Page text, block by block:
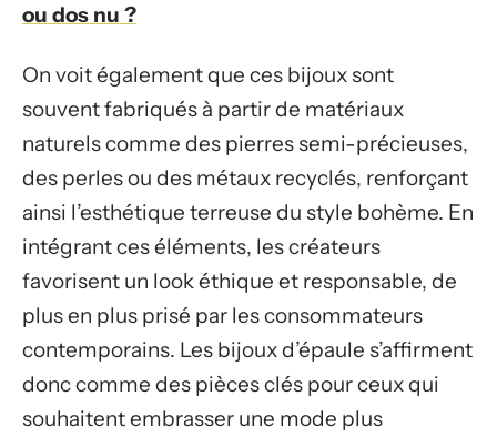
ou dos nu ?
On voit également que ces bijoux sont
souvent fabriqués à partir de matériaux
naturels comme des pierres semi-précieuses,
des perles ou des métaux recyclés, renforçant
ainsi l’esthétique terreuse du style bohème. En
intégrant ces éléments, les créateurs
favorisent un look éthique et responsable, de
plus en plus prisé par les consommateurs
contemporains. Les bijoux d’épaule s’affirment
donc comme des pièces clés pour ceux qui
souhaitent embrasser une mode plus